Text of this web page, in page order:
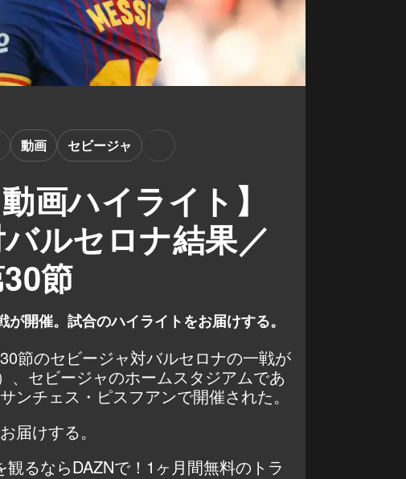
画ハイライト】
ルセロナ結果／
節
動画 セビージャ
開催。試合のハイライトをお届けする。
節のセビージャ対バルセロナの一戦が
、セビージャのホームスタジアムであ
ンチェス・ピスフアンで開催された。
届けする。
るならDAZNで！1ヶ月間無料のトラ